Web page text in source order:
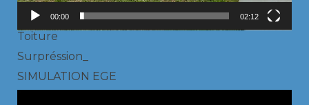
00:00 02:12
Toiture
Surpréssion_
SIMULATION EGE